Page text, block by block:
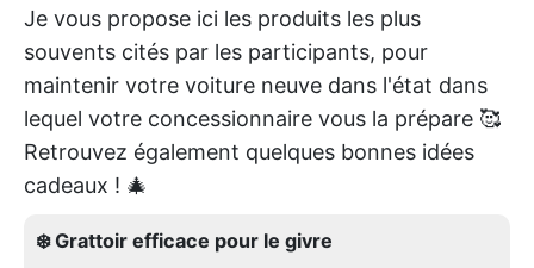
Je vous propose ici les produits les plus
souvents cités par les participants, pour
maintenir votre voiture neuve dans l'état dans
lequel votre concessionnaire vous la prépare 🥰
Retrouvez également quelques bonnes idées
cadeaux ! 🎄
❄️ Grattoir efficace pour le givre